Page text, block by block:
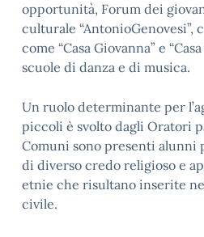
opportunità, Forum dei
culturale “AntonioGenovesi”,
come “Casa Giovanna” e
scuole di danza e di musica.
Un ruolo determinante per
piccoli è svolto dagli Oratori
Comuni sono presenti alunni
di diverso credo religioso e
etnie che risultano inserite
civile.